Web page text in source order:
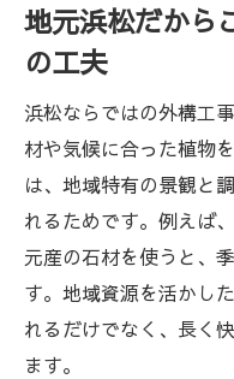
浜松外構工事
浜松外構工事
実用的な浜松
浜松外構工事
庭づくりのア
事例
自宅の個性を引き
地元浜松だから
の工夫
浜松ならではの外構工
材や気候に合った植物
は、地域特有の景観と
れるためです。例えば
元産の石材を使うと、
す。地域資源を活かし
れるだけでなく、長く
ます。